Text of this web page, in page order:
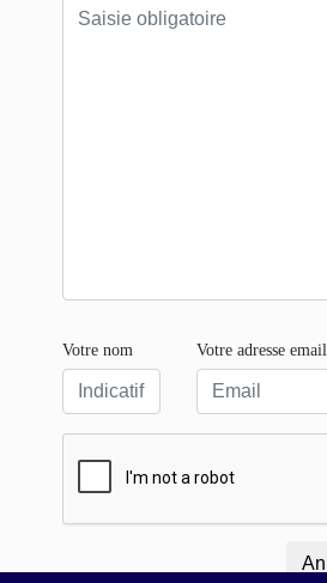
Votre nom Votre adresse email